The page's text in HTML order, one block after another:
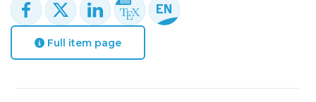
Full item page